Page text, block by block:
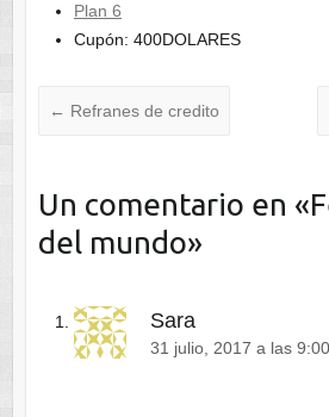
Plan 6
Cupón: 400DOLARES
← Refranes de credito
Un comentario en «
del mundo»
Sara
31 julio, 2017 a las